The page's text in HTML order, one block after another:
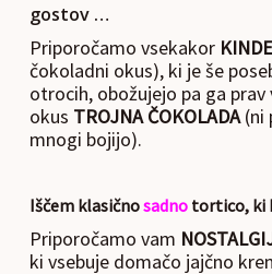
gostov …
Priporočamo vsekakor
čokoladni okus), ki je še
otrocih, obožujejo pa ga prav
okus TROJNA ČOKOLADA(ni
mnogi bojijo).
Iščem klasičnosadnotortico, ki
Priporočamo vam
ki vsebuje domačo jajčno